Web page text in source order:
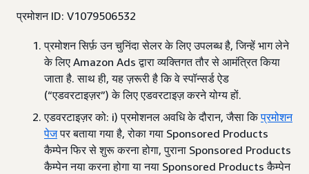
प्रमोशन ID: V1079506532
प्रमोशन सिर्फ़ उन चुनिंदा सेलर के लिए उपलब्ध है, जिन्हें भाग लेने
के लिए Amazon Ads द्वारा व्यक्तिगत तौर से आमंत्रित किया
जाता है. साथ ही, यह ज़रूरी है कि वे स्पॉन्सर्ड ऐड
(“एडवरटाइज़र”) के लिए एडवरटाइज़ करने योग्य हों.
एडवरटाइज़र को: i) प्रमोशनल अवधि के दौरान, जैसा किप्रमोशन
पेजपर बताया गया है, रोका गया Sponsored Products
कैम्पेन फिर से शुरू करना होगा, पुराना Sponsored Products
कैम्पेन नया करना होगा या नया Sponsored Products कैम्पेन